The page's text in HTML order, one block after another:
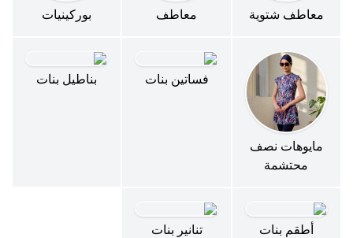
معاطف شتوية معاطف بوركينيات
مايوهات نصف
محتشمة
فساتين بنات بناطيل بنات
أطقم بنات تنانير بنات